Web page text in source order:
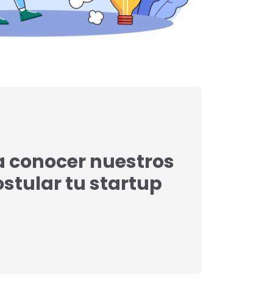
conocer nuestros
tu startup